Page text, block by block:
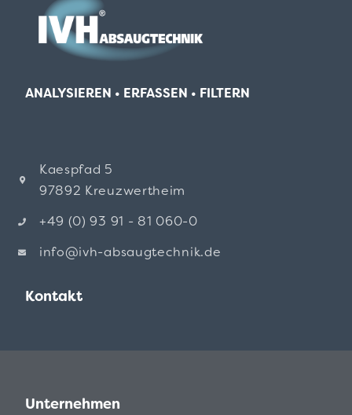
Unternehmen
ANALYSIEREN • ERFASSEN • FILTERN
Kaespfad 5
97892 Kreuzwertheim
+49 (0) 93 91 - 81 060-0
info@ivh-absaugtechnik.de
Kontakt